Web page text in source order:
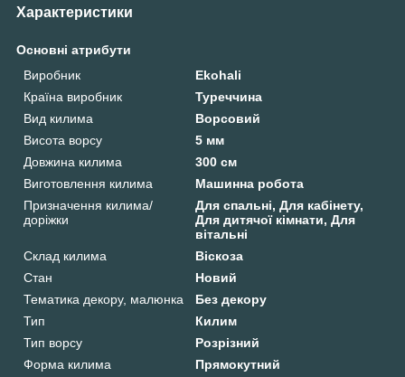
Характеристики
Основні атрибути
Виробник
Ekohali
Країна виробник
Туреччина
Вид килима
Ворсовий
Висота ворсу
5 мм
Довжина килима
300 см
Виготовлення килима
Машинна робота
Призначення килима/
доріжки
Для спальні, Для кабінету,
Для дитячої кімнати, Для
вітальні
Склад килима
Віскоза
Стан
Новий
Тематика декору, малюнка
Без декору
Тип
Килим
Тип ворсу
Розрізний
Форма килима
Прямокутний